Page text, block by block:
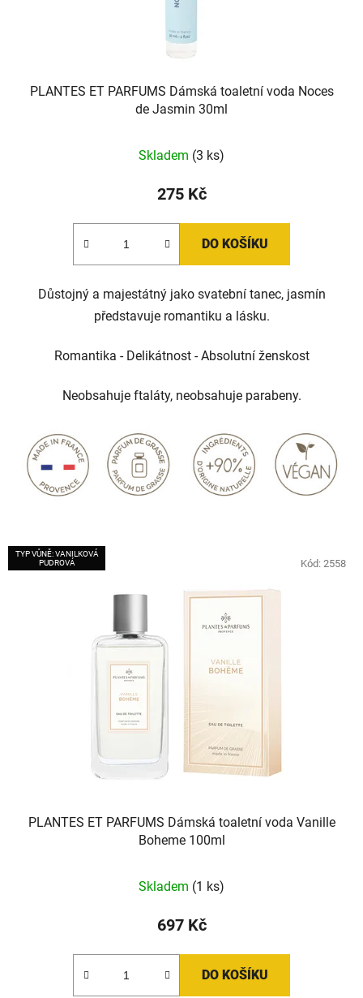
PLANTES ET PARFUMS Dámská toaletní voda Noces
de Jasmin 30ml
Skladem (3 ks)
275 Kč
DO KOŠÍKU
Důstojný a majestátný jako svatební tanec, jasmín
představuje romantiku a lásku.
Romantika - Delikátnost - Absolutní ženskost
Neobsahuje ftaláty, neobsahuje parabeny.
TYP VŮNĚ: VANILKOVÁ
PUDROVÁ
PLANTES ET PARFUMS Dámská toaletní voda Vanille
Boheme 100ml
Skladem (1 ks)
697 Kč
DO KOŠÍKU
Kód: 2558